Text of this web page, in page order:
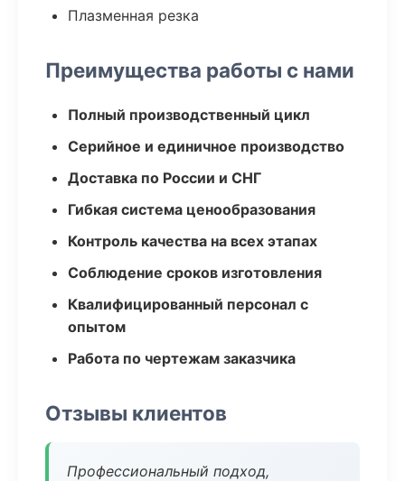
Плазменная резка
Преимущества работы с нами
Полный производственный цикл
Серийное и единичное производство
Доставка по России и СНГ
Гибкая система ценообразования
Контроль качества на всех этапах
Соблюдение сроков изготовления
Квалифицированный персонал с
опытом
Работа по чертежам заказчика
Отзывы клиентов
Профессиональный подход,